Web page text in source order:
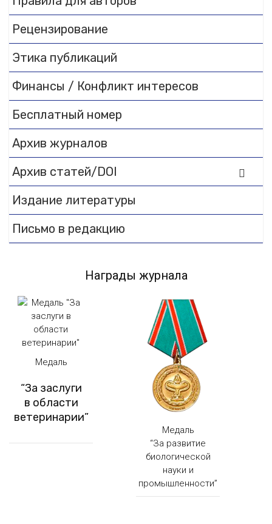
Рецензирование
Этика публикаций
Финансы / Конфликт интересов
Бесплатный номер
Архив журналов
Архив статей/DOI
Издание литературы
Письмо в редакцию
Награды журнала
Медаль
“За заслуги
в области
ветеринарии”
Медаль
“За развитие
биологической
науки и
промышленности”